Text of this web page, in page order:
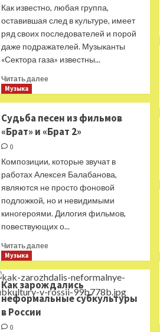
Как известно, любая группа,
оставившая след в культуре, имеет
ряд своих последователей и порой
даже подражателей. Музыканты
«Сектора газа» известны...
Читать далееПрочитать
Хоя:
группы,
газа»
Музыка
Судьба песен из фильмов
«Брат» и «Брат 2»
0
Композиции, которые звучат в
работах Алексея Балабанова,
являются не просто фоновой
подложкой, но и невидимыми
киногероями. Дилогия фильмов,
повествующих о...
Читать далееПрочитать
Судьба
песен
из
Музыка
Как зарождались
неформальные субкультуры
в России
0